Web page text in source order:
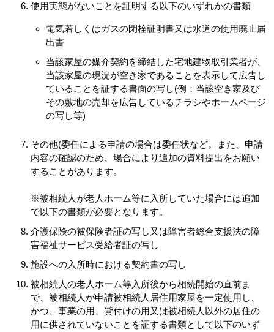
使用実態がないことを証明する以下のいずれかの書類
電気若しくはガスの閉栓証明書又は水道の使用廃止届
出書
当該家屋の媒介契約を締結した宅地建物取引業者が、
当該家屋の現況が空き家であることを表示して広告し
ていることを証する書面の写し(例：当該空き家及び
その敷地の売却を広告しているチラシやホームページ
の写し等)
その他(委任による申請の場合は委任状など。また、申請
内容の確認のため、場合により追加の資料提出をお願い
することがあります。
※被相続人が老人ホーム等に入所していた場合には追加
で以下の書類が必要となります。
介護保険の被保険者証の写し又は障害者総合支援法の障
害福祉サービス受給者証の写し
施設への入所時における契約書の写し
被相続人の老人ホーム等入所後から相続開始の直前ま
で、被相続人が申請被相続人居住用家屋を一定使用し、
かつ、事業の用、貸付けの用又は被相続人以外の居住の
用に供されていないことを証する書類として以下のいず